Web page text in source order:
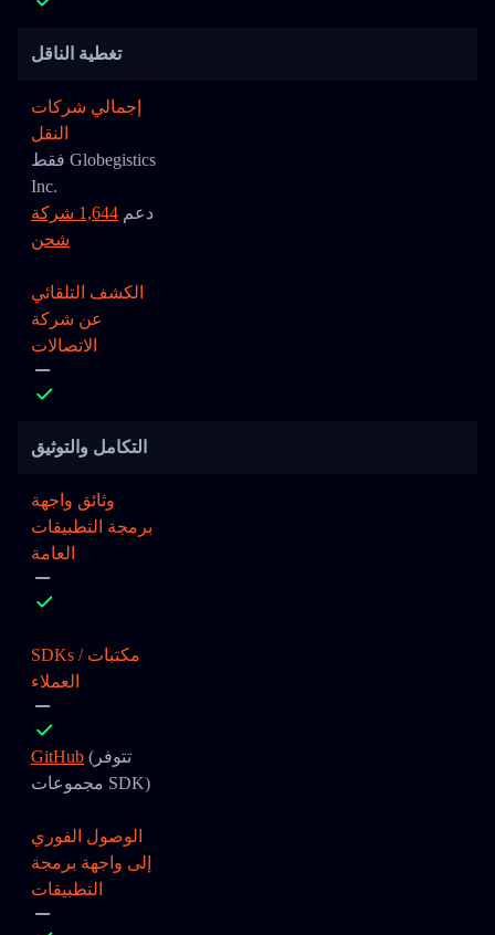
تغطية الناقل
إجمالي شركات
النقل
فقط Globegistics
Inc.
دعم
1,644 شركة
شحن
الكشف التلقائي
عن شركة
الاتصالات
التكامل والتوثيق
وثائق واجهة
برمجة التطبيقات
العامة
SDKs / مكتبات
العملاء
GitHub (تتوفر
مجموعات SDK)
الوصول الفوري
إلى واجهة برمجة
التطبيقات